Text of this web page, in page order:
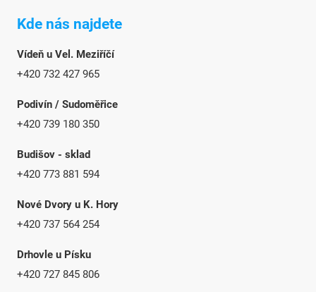
Kde nás najdete
Vídeň u Vel. Meziříčí
+420 732 427 965
Podivín / Sudoměřice
+420 739 180 350
Budišov - sklad
+420 773 881 594
Nové Dvory u K. Hory
+420 737 564 254
Drhovle u Písku
+420 727 845 806